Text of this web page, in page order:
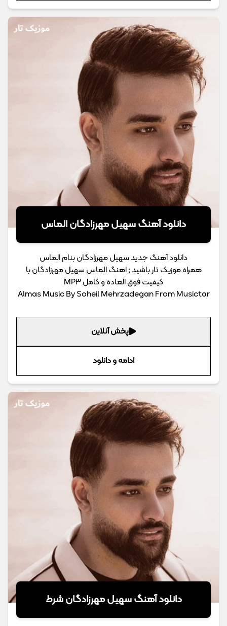
دانلود آهنگ سهیل مهرزادگان الماس
دانلود آهنگ جدید سهیل مهرزادگان بنام الماس
همراه موزیک تار باشید ; اهنگ الماس سهیل مهرزادگان با
کیفیت فوق العاده و کامل MP3
Almas Music By Soheil Mehrzadegan From Musictar
پخش آنلاین
ادامه و دانلود
دانلود آهنگ سهیل مهرزادگان شرط